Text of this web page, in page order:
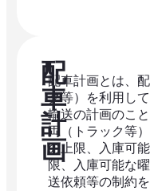
配
車
計
画
配車計画とは、
ク等）を利用し
輸送の計画のこ
両（トラック等
の上限、入庫可
限、入庫可能な
送依頼等の制約